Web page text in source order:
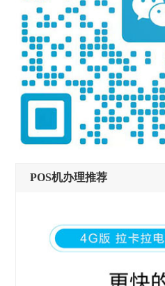
POS机办理推荐